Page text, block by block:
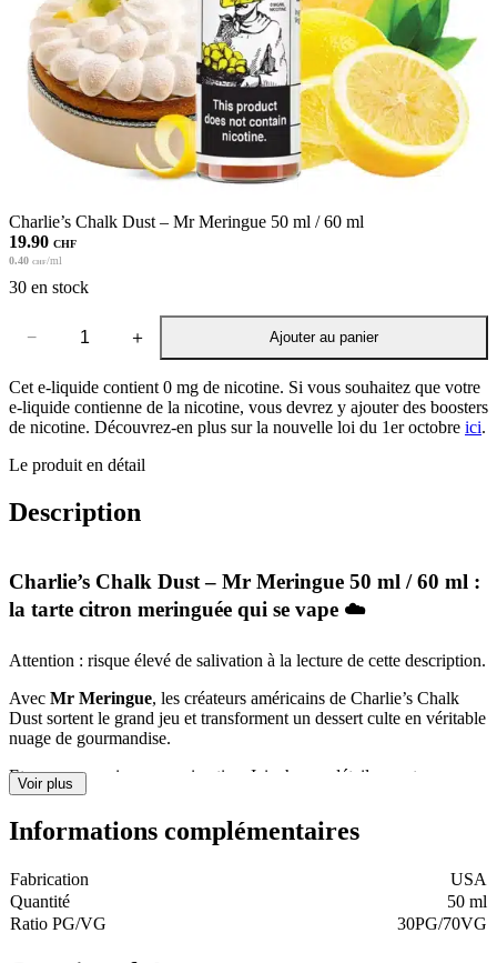
Charlie’s Chalk Dust – Mr Meringue 50 ml / 60 ml
19.90 CHF
0.40 CHF/ml
30 en stock
Charlie's
Chalk
Dust
Mr
50
ml
ml
− ＋ Ajouter au panier
Cet e-liquide contient 0 mg de nicotine. Si vous souhaitez que votre
e-liquide contienne de la nicotine, vous devrez y ajouter des boosters
de nicotine. Découvrez-en plus sur la nouvelle loi du 1er octobre ici.
Le produit en détail
Description
Charlie’s Chalk Dust – Mr Meringue 50 ml / 60 ml :
la tarte citron meringuée qui se vape ☁️
Attention : risque élevé de salivation à la lecture de cette description.
Avec Mr Meringue, les créateurs américains de Charlie’s Chalk
Dust sortent le grand jeu et transforment un dessert culte en véritable
nuage de gourmandise.
Et pas une version approximative. Ici, chaque détail compte.
Une pâtisserie en version vapeur ✨
Imaginez :
Une pâte sablée croustillante tout juste sortie du four
Voir plus
Informations complémentaires
Fabrication
USA
Quantité
50 ml
Ratio PG/VG
30PG/70VG